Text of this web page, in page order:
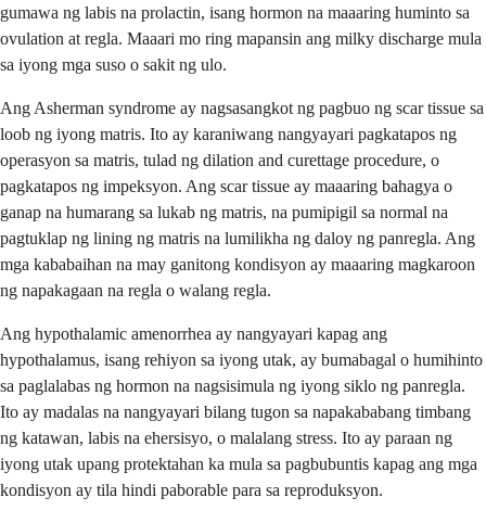
gumawa ng labis na prolactin, isang hormon na maaaring huminto sa
ovulation at regla. Maaari mo ring mapansin ang milky discharge mula
sa iyong mga suso o sakit ng ulo.
Ang Asherman syndrome ay nagsasangkot ng pagbuo ng scar tissue sa
loob ng iyong matris. Ito ay karaniwang nangyayari pagkatapos ng
operasyon sa matris, tulad ng dilation and curettage procedure, o
pagkatapos ng impeksyon. Ang scar tissue ay maaaring bahagya o
ganap na humarang sa lukab ng matris, na pumipigil sa normal na
pagtuklap ng lining ng matris na lumilikha ng daloy ng panregla. Ang
mga kababaihan na may ganitong kondisyon ay maaaring magkaroon
ng napakagaan na regla o walang regla.
Ang hypothalamic amenorrhea ay nangyayari kapag ang
hypothalamus, isang rehiyon sa iyong utak, ay bumabagal o humihinto
sa paglalabas ng hormon na nagsisimula ng iyong siklo ng panregla.
Ito ay madalas na nangyayari bilang tugon sa napakababang timbang
ng katawan, labis na ehersisyo, o malalang stress. Ito ay paraan ng
iyong utak upang protektahan ka mula sa pagbubuntis kapag ang mga
kondisyon ay tila hindi paborable para sa reproduksyon.